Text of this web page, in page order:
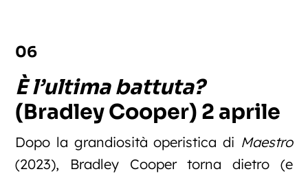
06
È l’ultima battuta?
(Bradley Cooper) 2 aprile
Dopo la grandiosità operistica di Maestro
(2023), Bradley Cooper torna dietro (e